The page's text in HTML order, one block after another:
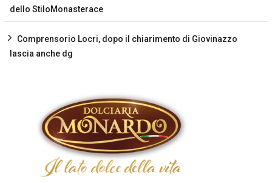
dello StiloMonasterace
Comprensorio Locri, dopo il chiarimento di Giovinazzo
lascia anche dg